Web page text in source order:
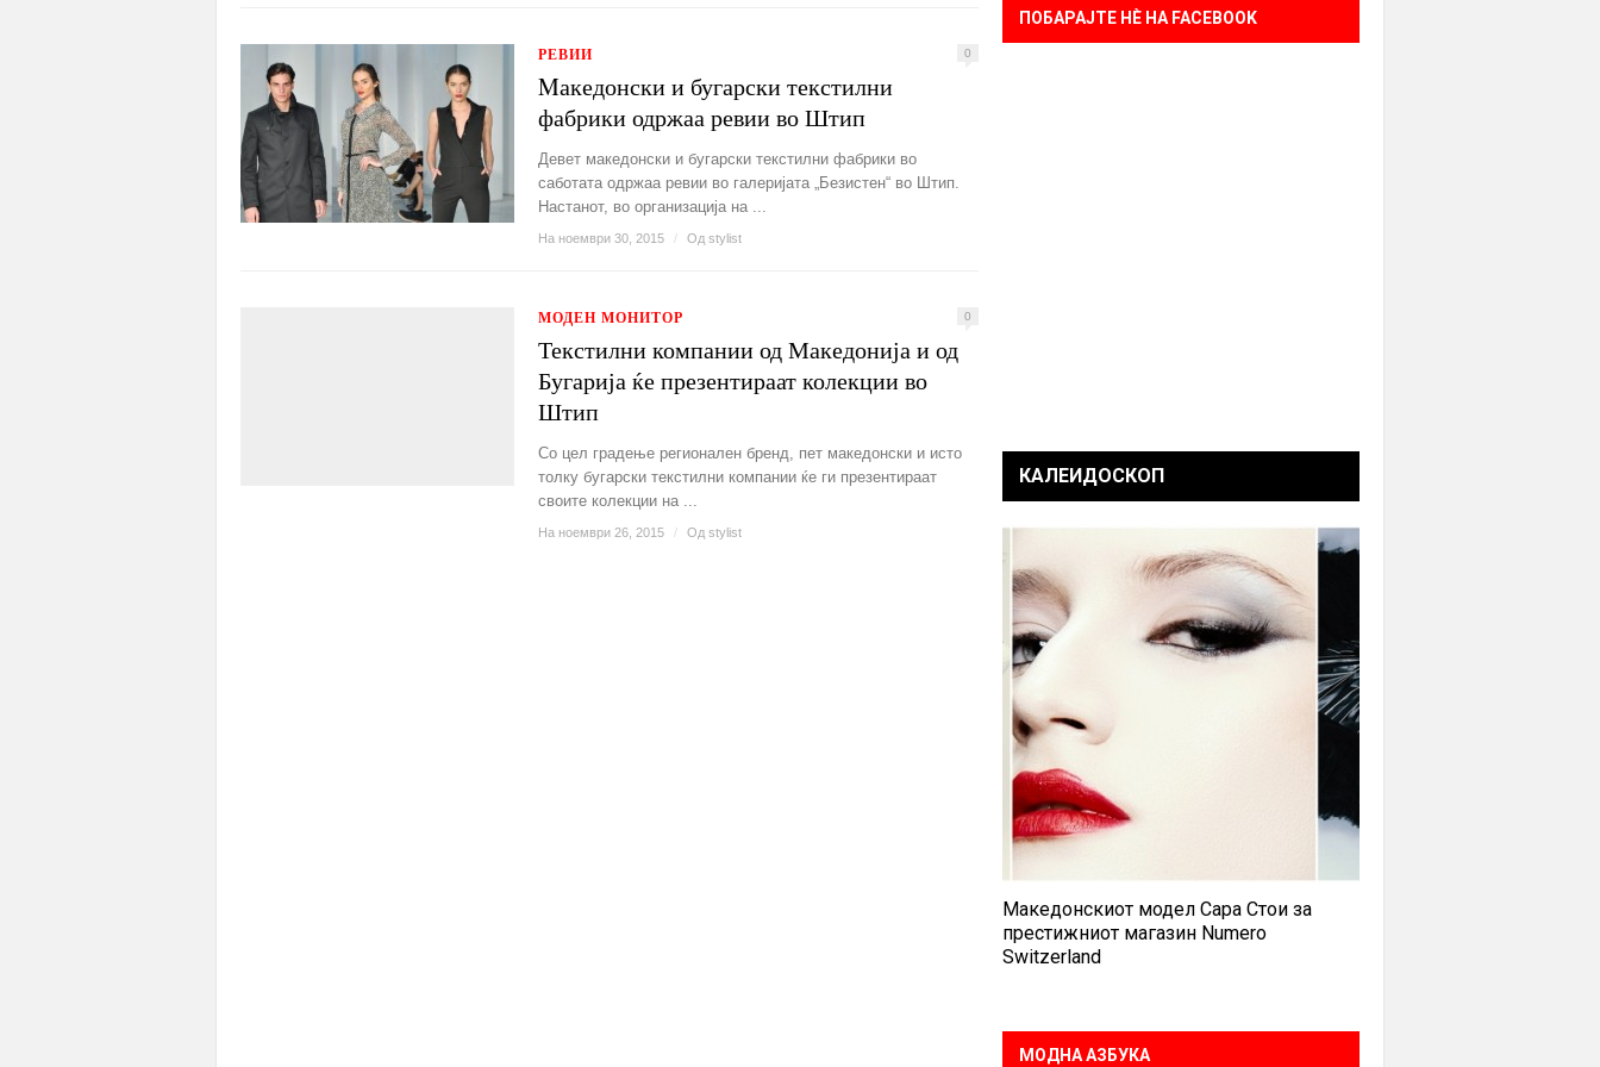
РЕВИИ 0
Mакедонски и бугарски текстилни
фабрики одржаа ревии во Штип
Девет македонски и бугарски текстилни фабрики во
саботата одржаа ревии во галеријата „Безистен“ во Штип.
Настанот, во организација на ...
На ноември 30, 2015 / Од stylist
МОДЕН МОНИТОР 0
Текстилни компании од Македонија и од
Бугарија ќе презентираат колекции во
Штип
Со цел градење регионален бренд, пет македонски и исто
толку бугарски текстилни компании ќе ги презентираат
своите колекции на ...
На ноември 26, 2015 / Од stylist
ПОБАРАЈТЕ НÈ НА FACEBOOK
КАЛЕИДОСКОП
Македонскиот модел Сара Стои за
престижниот магазин Numero
Switzerland
МОДНА АЗБУКА